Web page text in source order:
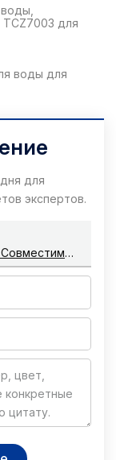
TCZ7003 для
воды для
для
экспертов.
Оптовая Кофемашина Фильтр Воды, Совместимый С Delonghi DLSC002